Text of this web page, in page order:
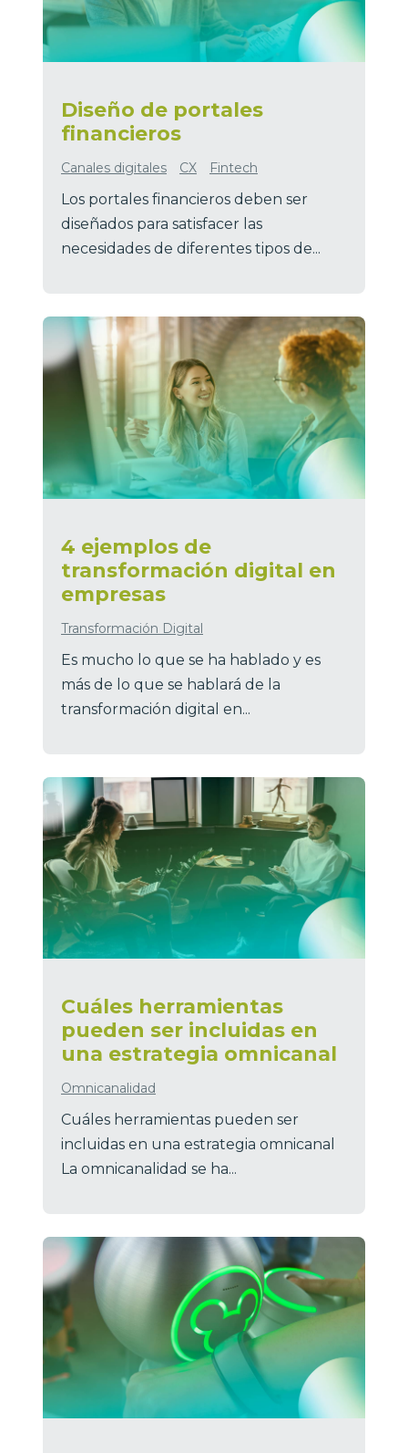
Diseño de portales
financieros
Canales digitales CX Fintech
Los portales financieros deben ser
diseñados para satisfacer las
necesidades de diferentes tipos de...
4 ejemplos de
transformación digital en
empresas
Transformación Digital
Es mucho lo que se ha hablado y es
más de lo que se hablará de la
transformación digital en...
Cuáles herramientas
pueden ser incluidas en
una estrategia omnicanal
Omnicanalidad
Cuáles herramientas pueden ser
incluidas en una estrategia omnicanal
La omnicanalidad se ha...